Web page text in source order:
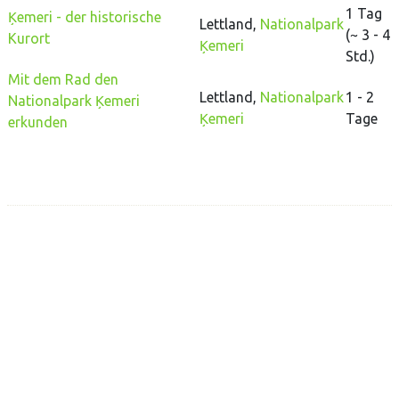
Ķemeri - der historische
Kurort
Lettland , Nationalpark
Ķemeri
1 Tag
(~ 3 - 4
Std.)
Mit dem Rad den
Nationalpark Ķemeri
erkunden
Lettland , Nationalpark
Ķemeri
1 - 2
Tage